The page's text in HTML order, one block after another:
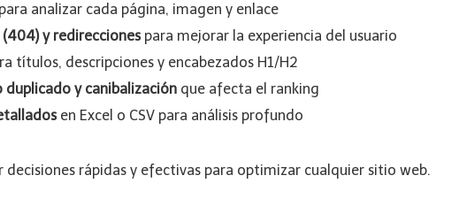
para analizar cada página, imagen y enlace
y redireccionespara mejorar la experiencia del usuario
títulos, descripciones y encabezados H1/H2
y canibalización que afecta el ranking
en Excel o CSV para análisis profundo
rápidas y efectivas para optimizar cualquier sitio web.